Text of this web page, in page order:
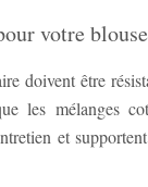
votre
doivent être
les mélanges
et